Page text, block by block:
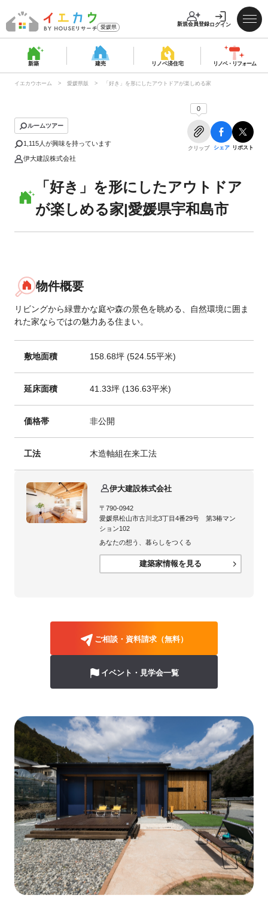
愛媛県 新規会員登録ログイン
新築 建売 リノベ済住宅 リノベ・ リフォーム
イエカウホーム 愛媛県版 「好き」を形にしたアウトドアが楽しめる家
「好き」を形にしたアウトドア
が楽しめる家|愛媛県宇和島市
ルームツアー
1,115人が興味を持っています
伊大建設株式会社
0
クリップ シェア リポスト
物件概要
リビングから緑豊かな庭や森の景色を眺める、自然環境に囲ま
れた家ならではの魅力ある住まい。
敷地面積 158.68坪 (524.55平米)
延床面積 41.33坪 (136.63平米)
価格帯 非公開
工法 木造軸組在来工法
伊大建設株式会社
〒790-0942
愛媛県松山市古川北3丁目4番29号 第3椿マン
ション102
あなたの想う、暮らしをつくる
建築家情報を見る
ご相談・資料請求（無料）
イベント・見学会一覧